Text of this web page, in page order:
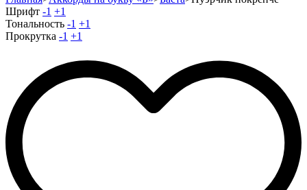
Шрифт -1 +1
Тональность -1 +1
Прокрутка -1 +1